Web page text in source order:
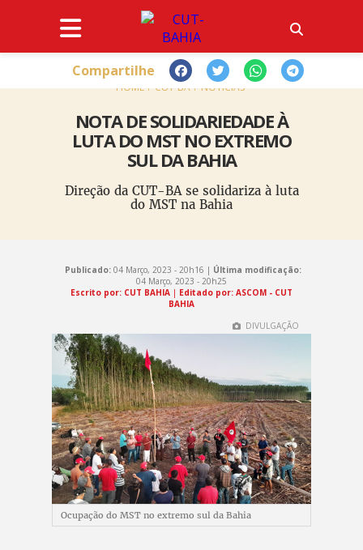
HOME CUT-BA NOTÍCIAS
NOTA DE SOLIDARIEDADE À
LUTA DO MST NO EXTREMO
SUL DA BAHIA
Direção da CUT-BA se solidariza à luta
do MST na Bahia
Compartilhe
Publicado:04 Março, 2023 - 20h16 | Última modificação:
04 Março, 2023 - 20h25
Escrito por: CUT BAHIA | Editado por: ASCOM - CUT
BAHIA
DIVULGAÇÃO
Ocupação do MST no extremo sul da Bahia